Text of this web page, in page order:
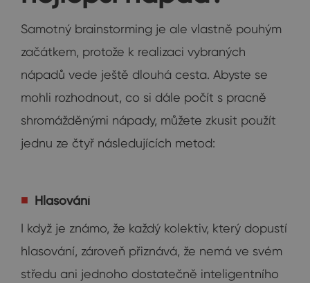
Samotný brainstorming je ale vlastně pouhým
začátkem, protože k realizaci vybraných
nápadů vede ještě dlouhá cesta. Abyste se
mohli rozhodnout, co si dále počít s pracně
shromážděnými nápady, můžete zkusit použít
jednu ze čtyř následujících metod:
Hlasování
I když je známo, že každý kolektiv, který dopustí
hlasování, zároveň přiznává, že nemá ve svém
středu ani jednoho dostatečně inteligentního